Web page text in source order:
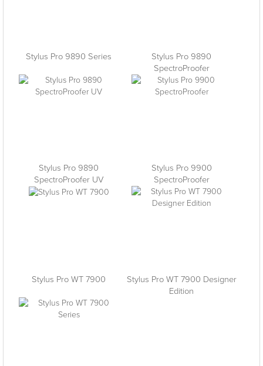
Stylus Pro 9890 Series
Stylus Pro 9890
SpectroProofer
Stylus Pro 9890
SpectroProofer UV
Stylus Pro 9900
SpectroProofer
Stylus Pro WT 7900
Stylus Pro WT 7900 Designer
Edition